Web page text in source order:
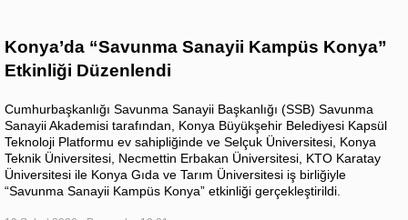
Konya’da “Savunma Sanayii Kampüs Konya”
Etkinliği Düzenlendi
Cumhurbaşkanlığı Savunma Sanayii Başkanlığı (SSB) Savunma
Sanayii Akademisi tarafından, Konya Büyükşehir Belediyesi Kapsül
Teknoloji Platformu ev sahipliğinde ve Selçuk Üniversitesi, Konya
Teknik Üniversitesi, Necmettin Erbakan Üniversitesi, KTO Karatay
Üniversitesi ile Konya Gıda ve Tarım Üniversitesi iş birliğiyle
“Savunma Sanayii Kampüs Konya” etkinliği gerçekleştirildi.